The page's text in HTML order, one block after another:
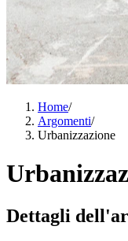
Home/
Argomenti/
Urbanizzazione
Dettagli